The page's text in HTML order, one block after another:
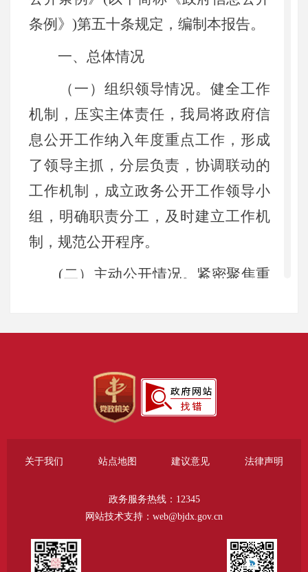
条例》)第五十条规定，编制本报告。
一、总体情况
（一）组织领导情况。健全工作
机制，压实主体责任，我局将政府信
息公开工作纳入年度重点工作，形成
了领导主抓，分层负责，协调联动的
工作机制，成立政务公开工作领导小
组，明确职责分工，及时建立工作机
制，规范公开程序。
(二）主动公开情况。紧密聚焦重
动信息，围绕民生需求，动态细化场
馆开放时间、发布运动健康科普知
识，针对群众投诉前十企业面向社会
进行公布，精准服务市民健身需求。
（三）依申请公开情况。畅通依
申请公开受理渠道，明确由办公室牵
头，规范办理流程，确保在法定期限
关于我们 站点地图 建议意见 法律声明
政务服务热线：12345
网站技术支持：web@bjdx.gov.cn